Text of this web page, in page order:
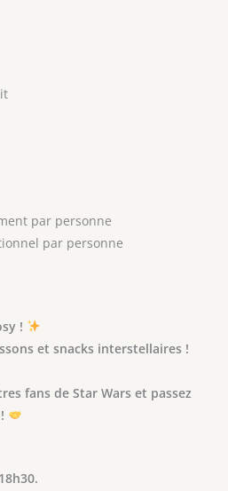
par personne
par personne
!
et snacks interstellaires !
fans de Star Wars et passez